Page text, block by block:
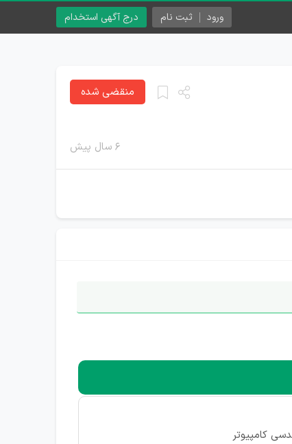
درج آگهی استخدام ورود ثبت نام
۶ سال پیش
منقضی شده